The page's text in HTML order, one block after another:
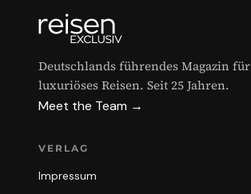
Deutschlands führendes Magazin für
luxuriöses Reisen. Seit 25 Jahren.
Meet the Team →
VERLAG
Impressum